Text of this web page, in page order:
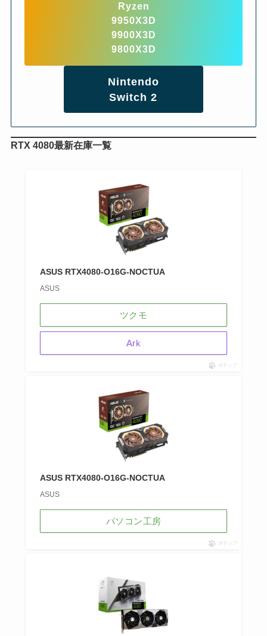
Ryzen
9950X3D
9900X3D
9800X3D
Nintendo
Switch 2
RTX 4080最新在庫一覧
ASUS RTX4080-O16G-NOCTUA
ASUS
ツクモ
Ark
ポチップ
ASUS RTX4080-O16G-NOCTUA
ASUS
パソコン工房
ポチップ